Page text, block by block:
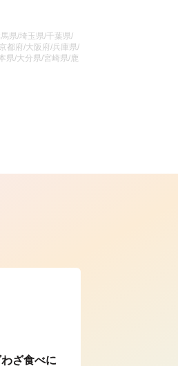
県/埼玉県/千葉県/
都府/大阪府/兵庫県/
県/大分県/宮崎県/鹿
ざ食べに